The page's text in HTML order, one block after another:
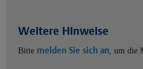
Weitere Hinweise
Bitte melden Sie sich an, um die